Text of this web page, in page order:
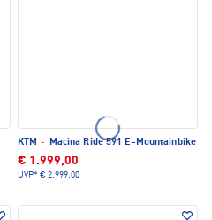
KTM · Macina Ride 591 E-Mountainbike
€ 1.999,00
UVP* € 2.999,00